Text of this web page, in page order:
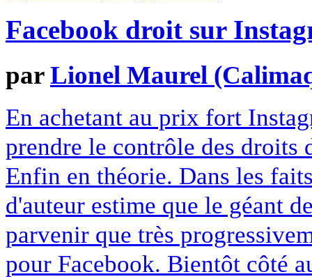
Facebook droit sur
parLionel Maurel
En achetant au prix fort
prendre le contrôle des droits
Enfin en théorie. Dans les
d'auteur estime que le géant
parvenir que très
pour Facebook. Bientôt côté